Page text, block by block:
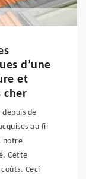
d’une
et
cher
de
au fil
notre
Cette
Ceci